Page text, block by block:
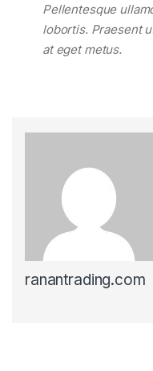
Pellentesque
lobortis. Praesent
at eget metus.
ranantrading.com